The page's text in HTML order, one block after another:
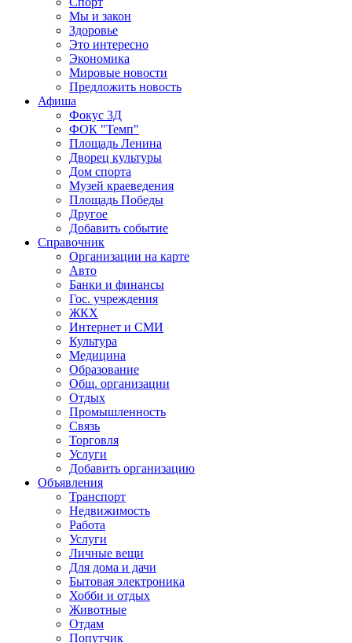
Мы и закон
Здоровье
Это интересно
Экономика
Мировые новости
Предложить новость
Афиша
Фокус 3Д
ФОК "Темп"
Площадь Ленина
Дворец культуры
Дом спорта
Музей краеведения
Площадь Победы
Другое
Добавить событие
Справочник
Организации на карте
Авто
Банки и финансы
Гос. учреждения
ЖКХ
Интернет и СМИ
Культура
Медицина
Образование
Общ. организации
Отдых
Промышленность
Связь
Торговля
Услуги
Добавить организацию
Объявления
Транспорт
Недвижимость
Работа
Услуги
Личные вещи
Для дома и дачи
Бытовая электроника
Хобби и отдых
Животные
Отдам
Попутчик